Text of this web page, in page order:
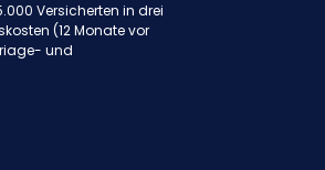
Versicherten in drei
(12 Monate vor
und